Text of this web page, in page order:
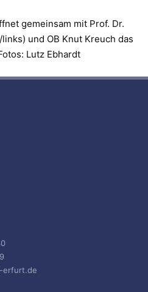
gemeinsam mit Prof. Dr.
und OB Knut Kreuch das
Lutz Ebhardt
erfurt.de